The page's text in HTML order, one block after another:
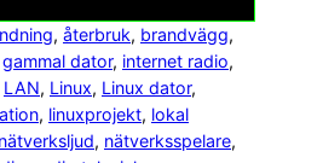
, återbruk, brandvägg
gammal dator, internet radio
LAN, Linux, Linux dator
, linuxprojekt, lokal
nätverksljud, nätverksspelare